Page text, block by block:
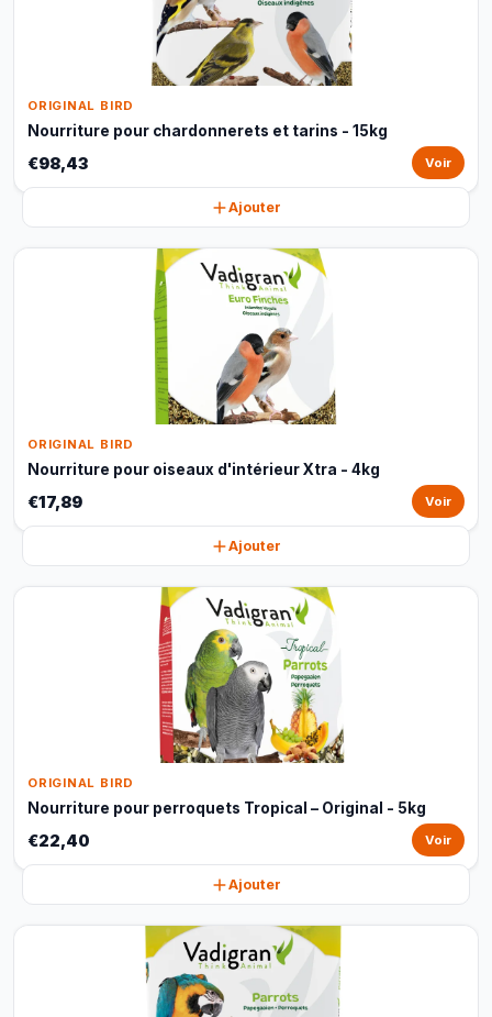
ORIGINAL BIRD
Nourriture pour chardonnerets et tarins - 15kg
€98,43 Voir
Ajouter
ORIGINAL BIRD
Nourriture pour oiseaux d'intérieur Xtra - 4kg
€17,89 Voir
Ajouter
ORIGINAL BIRD
Nourriture pour perroquets Tropical – Original - 5kg
€22,40 Voir
Ajouter